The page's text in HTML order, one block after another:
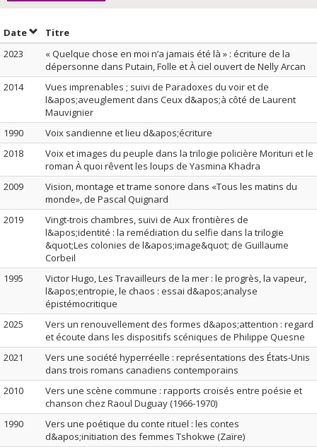
DateTrier par date en ordre décroissant
Titre
2023
« Quelque chose en moi n’a jamais été là » : écriture de la
dépersonne dans Putain, Folle et À ciel ouvert de Nelly Arcan
2014
Vues imprenables ; suivi de Paradoxes du voir et de
l&apos;aveuglement dans Ceux d&apos;à côté de Laurent
Mauvignier
1990
Voix sandienne et lieu d&apos;écriture
2018
Voix et images du peuple dans la trilogie policière Morituri et le
roman À quoi rêvent les loups de Yasmina Khadra
2009
Vision, montage et trame sonore dans «Tous les matins du
monde», de Pascal Quignard
2019
Vingt-trois chambres, suivi de Aux frontières de
l&apos;identité : la remédiation du selfie dans la trilogie
&quot;Les colonies de l&apos;image&quot; de Guillaume
Corbeil
1995
Victor Hugo, Les Travailleurs de la mer : le progrès, la vapeur,
l&apos;entropie, le chaos : essai d&apos;analyse
épistémocritique
2025
Vers un renouvellement des formes d&apos;attention : regard
et écoute dans les dispositifs scéniques de Philippe Quesne
2021
Vers une société hyperréelle : représentations des États-Unis
dans trois romans canadiens contemporains
2010
Vers une scène commune : rapports croisés entre poésie et
chanson chez Raoul Duguay (1966-1970)
1990
Vers une poétique du conte rituel : les contes
d&apos;initiation des femmes Tshokwe (Zaïre)